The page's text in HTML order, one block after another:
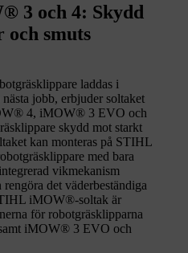
3 och 4: Skydd
och smuts
laddas i
jobb, erbjuder soltaket
4, iMOW® 3 EVO och
skydd mot starkt
kan monteras på STIHL
med bara
vikmekanism
det väderbeständiga
iMOW®-soltak är
för robotgräsklipparna
iMOW® 3 EVO och